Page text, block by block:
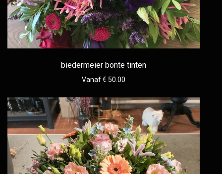
biedermeier bonte tinten
Vanaf € 50.00